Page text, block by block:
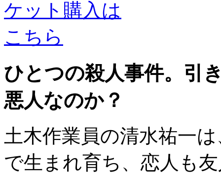
ひとつの殺人事件。引
悪人なのか？
土木作業員の清水祐一
で生まれ育ち、恋人も